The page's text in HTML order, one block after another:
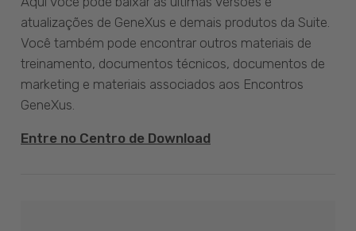
atualizações de GeneXus e demais produtos da Suite.
Você também pode encontrar outros materiais de
treinamento, documentos técnicos, documentos de
marketing e materiais associados aos Encontros
GeneXus.
Entre no Centro de Download